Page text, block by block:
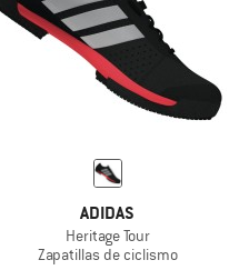
ADIDAS
Heritage Tour
Zapatillas de ciclismo